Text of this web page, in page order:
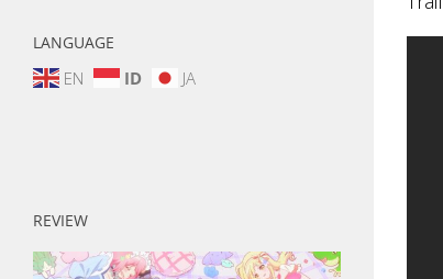
LANGUAGE
EN ID JA
REVIEW